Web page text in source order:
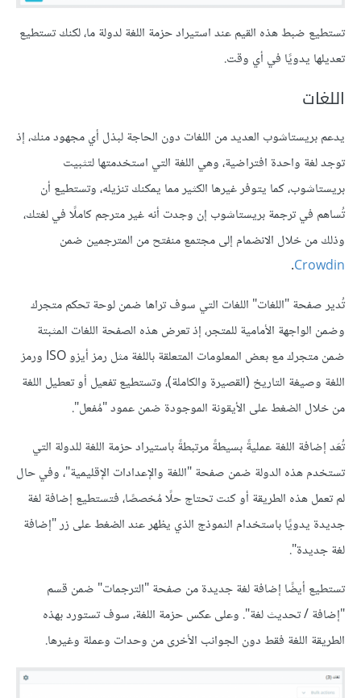
تستطيع ضبط هذه القيم عند استيراد حزمة اللغة لدولة ما، لكنك تستطيع
تعديلها يدويًا في أي وقت.
اللغات
يدعم بريستاشوب العديد من اللغات دون الحاجة لبذل أي مجهود منك، إذ
توجد لغة واحدة افتراضية، وهي اللغة التي استخدمتها لتثبيت
بريستاشوب، كما يتوفر غيرها الكثير مما يمكنك تنزيله، وتستطيع أن
تُساهم في ترجمة بريستاشوب إن وجدت أنه غير مترجم كاملًا في لغتك،
وذلك من خلال الانضمام إلى مجتمع منفتح من المترجمين ضمن
Crowdin
.
تُدير صفحة "اللغات" اللغات التي سوف تراها ضمن لوحة تحكم متجرك
وضمن الواجهة الأمامية للمتجر، إذ تعرض هذه الصفحة اللغات المثبتة
ضمن متجرك مع بعض المعلومات المتعلقة باللغة مثل رمز أيزو ISO ورمز
اللغة وصيغة التاريخ (القصيرة والكاملة)، وتستطيع تفعيل أو تعطيل اللغة
من خلال الضغط على الأيقونة الموجودة ضمن عمود "مُفعل".
تُعَد إضافة اللغة عمليةً بسيطةً مرتبطةً باستيراد حزمة اللغة للدولة التي
تستخدم هذه الدولة ضمن صفحة "اللغة والإعدادات الإقليمية"، وفي حال
لم تعمل هذه الطريقة أو كنت تحتاج حلًا مُخصصًا، فتستطيع إضافة لغة
جديدة يدويًا باستخدام النموذج الذي يظهر عند الضغط على زر "إضافة
لغة جديدة".
تستطيع أيضًا إضافة لغة جديدة من صفحة "الترجمات" ضمن قسم
"إضافة / تحديث لغة". وعلى عكس حزمة اللغة، سوف تستورد بهذه
الطريقة اللغة فقط دون الجوانب الأخرى من وحدات وعملة وغيرها.